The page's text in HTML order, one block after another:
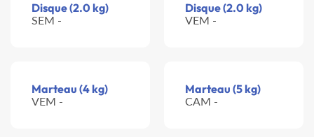
Disque (2.0 kg)
SEM -
Disque (2.0 kg)
VEM -
Marteau (4 kg)
VEM -
Marteau (5 kg)
CAM -